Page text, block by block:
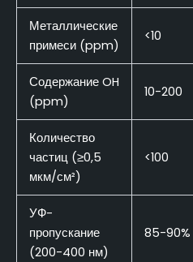
Металлические
примеси (ppm)
<10
Содержание OH
(ppm)
10-200
Количество
частиц (≥0,5
мкм/см²)
<100
УФ-
пропускание
(200-400 нм)
85-90%